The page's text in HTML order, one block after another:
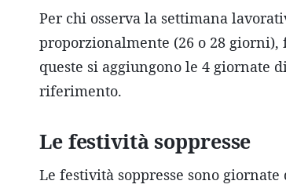
Per chi osserva la settimana
proporzionalmente (26 o 28 giorni),
queste si aggiungono le 4 giornate
riferimento.
Le festività soppresse
Le festività soppresse sono